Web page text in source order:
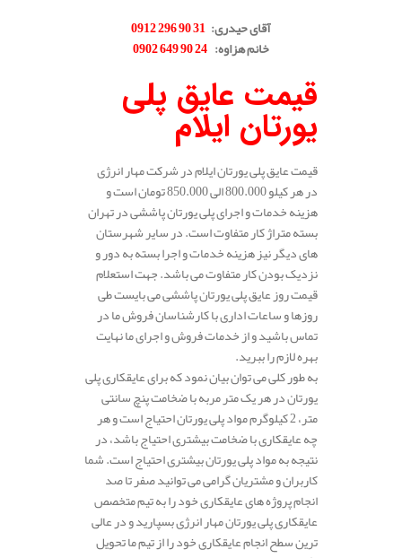
آقای حیدری:
31 90 296 0912
خانم هزاوه:
24 90 649 0902
قیمت عایق پلی
یورتان ایلام
قیمت عایق پلی یورتان ایلام در شرکت مهار انرژی
در هر کیلو 800.000 الی 850.000 تومان است و
هزینه خدمات و اجرای پلی یورتان پاششی در تهران
بسته متراژ کار متفاوت است. در سایر شهرستان
های دیگر نیز هزینه خدمات و اجرا بسته به دور و
نزدیک بودن کار متفاوت می باشد. جهت استعلام
قیمت روز عایق پلی یورتان پاششی می بایست طی
روزها و ساعات اداری با کارشناسان فروش ما در
تماس باشید و از خدمات فروش و اجرای ما نهایت
بهره لازم را ببرید.
به طور کلی می توان بیان نمود که برای عایقکاری پلی
یورتان در هر یک متر مربه با ضخامت پنچ سانتی
متر، 2 کیلوگرم مواد پلی یورتان احتیاج است و هر
چه عایقکاری با ضخامت بیشتری احتیاج باشد، در
نتیجه به مواد پلی یورتان بیشتری احتیاج است. شما
کاربران و مشتریان گرامی می توانید صفر تا صد
انجام پروژه های عایقکاری خود را به تیم متخصص
عایقکاری پلی یورتان مهار انرژی بسپارید و در عالی
ترین سطح انجام عایقکاری خود را از تیم ما تحویل